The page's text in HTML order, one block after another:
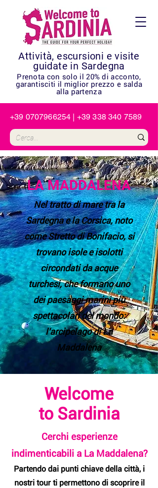
Attività, escursioni e visite
guidate in Sardegna
+39 0707966254 | +39 338 340 7589
Prenota con solo il 20% di acconto,
garantisciti il miglior prezzo e salda
alla partenza
LA MADDALENA
Nel tratto di mare tra la
Sardegna e la Corsica, noto
come Stretto di Bonifacio, si
trovano isole e isolotti
circondati da acque
turchesi, che formano uno
dei paesaggi marini più
spettacolari del mondo:
l'arcipelago di La
Maddalena
Welcome
to Sardinia
Cerchi esperienze
indimenticabili a La Maddalena?
Partendo dai punti chiave della città, i
nostri tour ti permettono di scoprire il